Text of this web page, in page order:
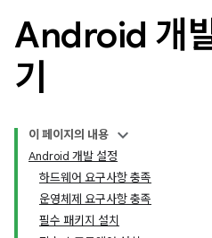
Android 개
기
이 페이지의 내용
Android 개발 설정
하드웨어 요구사항 충족
운영체제 요구사항 충족
필수 패키지 설치